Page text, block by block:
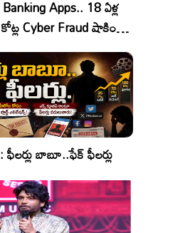
Apps.. 18 ఏళ్ల
Cyber Fraud షాకింగ్
బాబూ..ఫేక్ ఫీలర్లు